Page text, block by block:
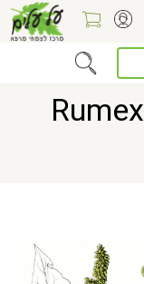
חומעה מסולסלת – Rumex